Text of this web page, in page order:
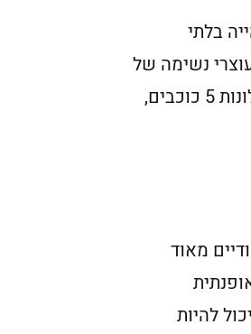
בלתי
נשימה של
האקרופוליס. זה לא רק בית מלון, זו חוויה. יש מלונות המציעים שילוב ללא דופי של יוקרה מודרנית ומורשת יוונית. מלונות 5 כוכבים,
מאוד
להיות